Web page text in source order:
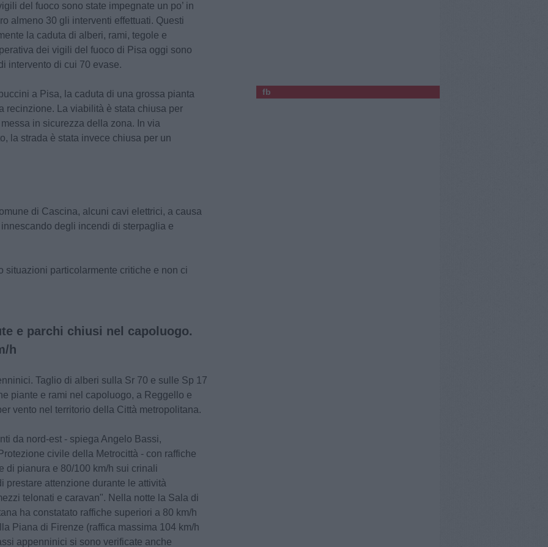
del fuoco sono state impegnate un po’ in
almeno 30 gli interventi effettuati. Questi
la caduta di alberi, rami, tegole e
dei vigili del fuoco di Pisa oggi sono
intervento di cui 70 evase.
a Pisa, la caduta di una grossa pianta
recinzione. La viabilità è stata chiusa per
in sicurezza della zona. In via
la strada è stata invece chiusa per un
di Cascina, alcuni cavi elettrici, a causa
degli incendi di sterpaglia e
situazioni particolarmente critiche e non ci
e parchi chiusi nel capoluogo.
h
Taglio di alberi sulla Sr 70 e sulle Sp 17
piante e rami nel capoluogo, a Reggello e
vento nel territorio della Città metropolitana.
da nord-est - spiega Angelo Bassi,
civile della Metrocittà - con raffiche
di pianura e 80/100 km/h sui crinali
prestare attenzione durante le attività
telonati e caravan". Nella notte la Sala di
ha constatato raffiche superiori a 80 km/h
Piana di Firenze (raffica massima 104 km/h
appenninici si sono verificate anche
fb